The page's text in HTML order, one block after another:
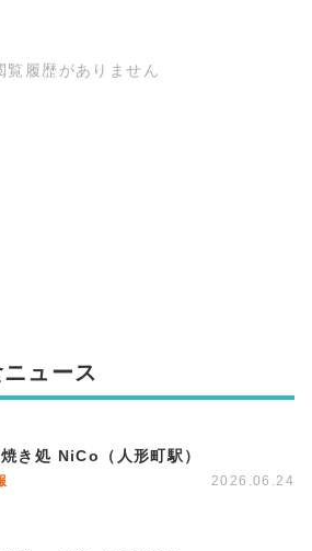
覧履歴がありません
ュース
き処 NiCo（人形町駅）
2026.06.24